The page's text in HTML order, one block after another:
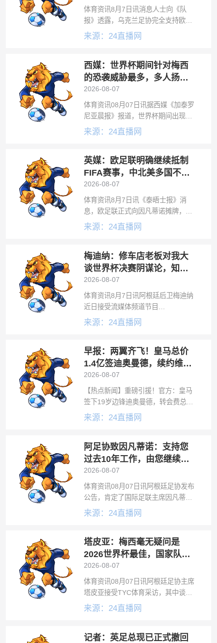
体育资讯8月7日讯消息人士向《队
报》透露，乌克兰足协完全支持欧足
联对因凡蒂诺采取的强硬立场。此前
份。随后欧足联对此表示强烈反对，
并批评了因凡
来源：24直播网
西媒：世界杯期间针对梅西
的恐袭威胁最多，多人扬言
要炸弹袭击
2026-08-07
体育资讯08月07日讯据西媒《加泰罗
尼亚晨报》报道，世界杯期间出现多
次恐怖袭击威胁，其中还有涉及梅
警察合作中心（IPCC），该中心由美
国联邦
来源：24直播网
英媒：欧足联明确继续抵制
FIFA赛事，中北美多国不再
信任因凡蒂诺
2026-08-07
体育资讯8月7日讯《泰晤士报》消
息，欧足联正式向因凡蒂诺摊牌，表
态抵制国际足联赛事的立场维持不
凡蒂诺计划向私人投资者出售世界杯
股权，该方案
来源：24直播网
梅迪纳：修车店老板对我大
谈世界杯决赛阴谋论，知道
我谁后他哭了
2026-08-07
体育资讯8月7日讯阿根廷后卫梅迪纳
近日接受流媒体频道节目
《Todoporlamisma》采访再次聊到了
理店修轮胎时意外听店主大谈特谈了
近一
来源：24直播网
早报：两翼齐飞！皇马总价
1.4亿签迪奥曼德，续约维尼
修斯至2032
2026-08-07
【热点新闻】重磅引援！官方：皇马
签下19岁边锋迪奥曼德，转会费总价
1.4亿皇马官方宣布，球队签下19岁莱
修斯完成续约，新合同至2032
来源：24直播网
阿足协致因凡蒂诺：支持您
过去10年工作，由您继续领
导是正确道路
2026-08-07
体育资讯08月07日讯阿根廷足协发布
公告，肯定了国际足联主席因凡蒂诺
过去十年的工作，并支持因凡蒂诺继
工作谨致最崇高的敬意：我谨代表阿
根廷
来源：24直播网
塔皮亚：梅西毫无疑问是
2026世界杯最佳，国家队大
门永远为他敞开
2026-08-07
体育资讯08月07日讯阿根廷足协主席
塔皮亚接受TYC体育采访，其中谈到
了梅西。塔皮亚说道：“这对梅西来说
上亮相，我都会尽情享受每一个瞬
来源：24直播网
记者：英足总现已正式撤回